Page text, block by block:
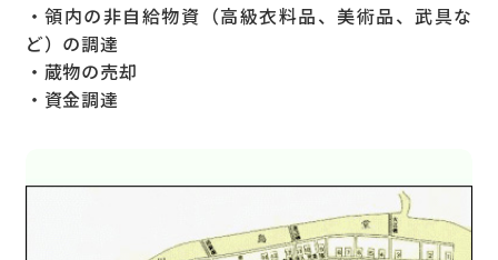
・領内の非自給物資（高級衣料品、美術品、武具な
ど）の調達
・蔵物の売却
・資金調達